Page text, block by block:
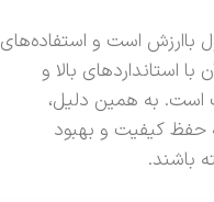
باارزش است و استفاده‌های
استانداردهای بالا و
است. به همین دلیل،
حفظ کیفیت و بهبود
باشند.